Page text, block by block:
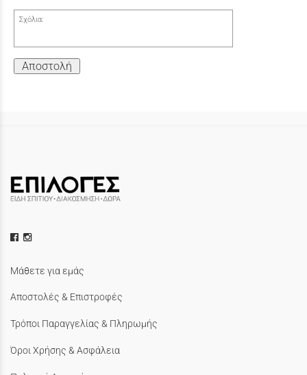
Σχόλια:
Αποστολή
Μάθετε για εμάς
Αποστολές & Επιστροφές
Τρόποι Παραγγελίας & Πληρωμής
Όροι Χρήσης & Ασφάλεια